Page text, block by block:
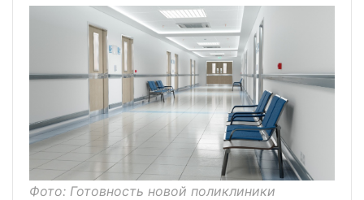
Фото: Готовность новой поликлиники